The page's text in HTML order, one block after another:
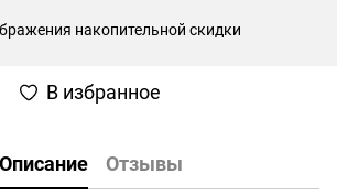
накопительной скидки
В избранное
Описание Отзывы